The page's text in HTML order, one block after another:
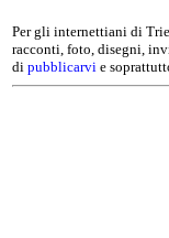
Per gli internettiani di
racconti, foto, disegni,
di pubblicarvi e